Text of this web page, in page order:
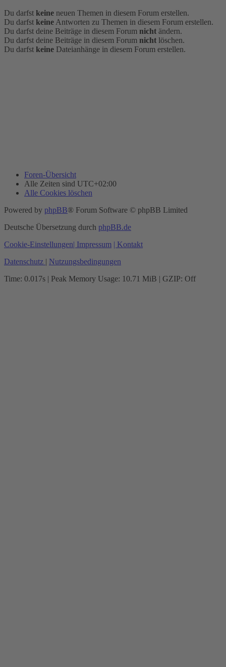
Du darfst keine neuen Themen in diesem Forum erstellen.
Du darfst keine Antworten zu Themen in diesem Forum erstellen.
Du darfst deine Beiträge in diesem Forum nicht ändern.
Du darfst deine Beiträge in diesem Forum nicht löschen.
Du darfst keine Dateianhänge in diesem Forum erstellen.
Foren-Übersicht
Alle Zeiten sind UTC+02:00
Alle Cookies löschen
Powered by phpBB® Forum Software © phpBB Limited
Deutsche Übersetzung durch phpBB.de
Cookie-Einstellungen| Impressum | Kontakt
Datenschutz | Nutzungsbedingungen
Time: 0.017s | Peak Memory Usage: 10.71 MiB | GZIP: Off